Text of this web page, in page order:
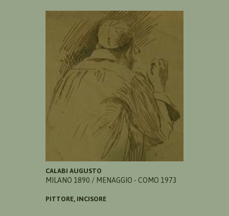
CALABI AUGUSTO
MILANO 1890 / MENAGGIO - COMO 1973
PITTORE, INCISORE